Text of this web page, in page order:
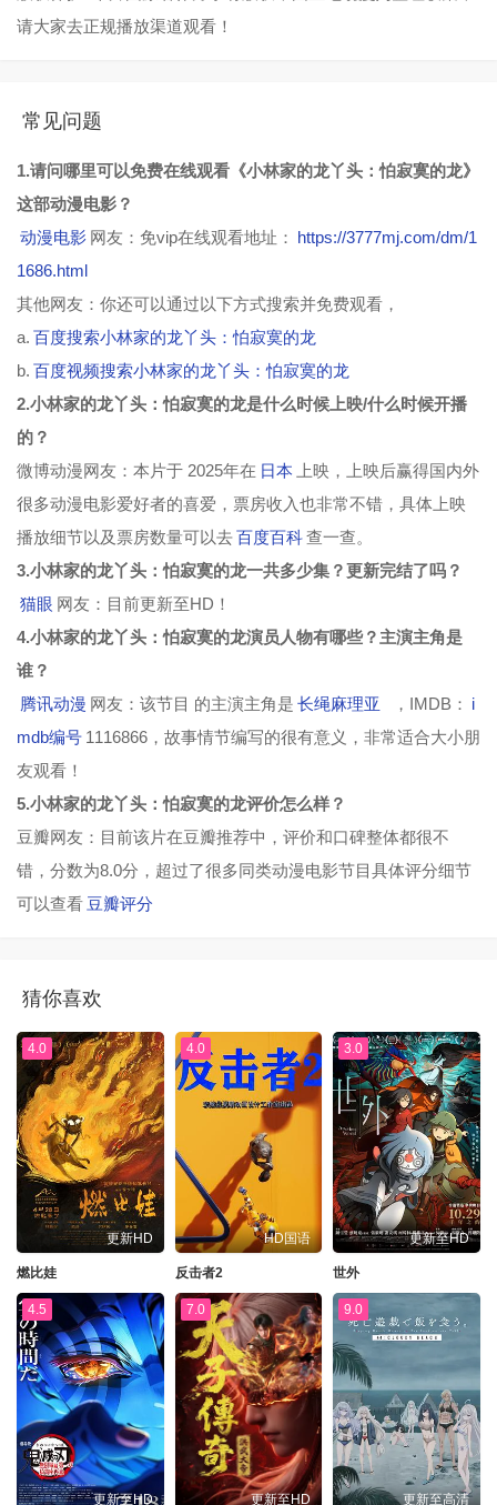
请大家去正规播放渠道观看！
常见问题
1.请问哪里可以免费在线观看《小林家的龙丫头：怕寂寞的龙》
这部动漫电影？
动漫电影 网友：免vip在线观看地址： https://3777mj.com/dm/1
1686.html
其他网友：你还可以通过以下方式搜索并免费观看，
a. 百度搜索小林家的龙丫头：怕寂寞的龙
b. 百度视频搜索小林家的龙丫头：怕寂寞的龙
2.小林家的龙丫头：怕寂寞的龙是什么时候上映/什么时候开播
的？
微博动漫网友：本片于 2025年在 日本
上映，上映后赢得国内外
很多动漫电影爱好者的喜爱，票房收入也非常不错，具体上映
播放细节以及票房数量可以去百度百科查一查。
3.小林家的龙丫头：怕寂寞的龙一共多少集？更新完结了吗？
猫眼 网友：目前更新至HD！
4.小林家的龙丫头：怕寂寞的龙演员人物有哪些？主演主角是
谁？
腾讯动漫 网友：该节目 的主演主角是 长绳麻理亚 ，IMDB： i
mdb编号 1116866，故事情节编写的很有意义，非常适合大小朋
友观看！
5.小林家的龙丫头：怕寂寞的龙评价怎么样？
豆瓣网友：目前该片在豆瓣推荐中，评价和口碑整体都很不
错，分数为8.0分，超过了很多同类动漫电影节目具体评分细节
可以查看 豆瓣评分
猜你喜欢
4.0
更新HD
燃比娃
4.0
HD国语
反击者2
3.0
更新至HD
世外
4.5
更新至HD
7.0
更新至HD
9.0
更新至高清